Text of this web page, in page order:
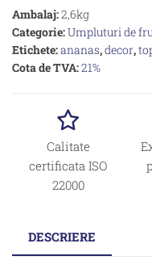
Ambalaj:2,6kg
Categorie:Umpluturi de
Etichete:ananas,decor,
Cota de TVA:21%
Calitate
certificata ISO
22000
DESCRIERE